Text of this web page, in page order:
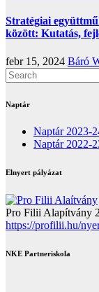
Stratégiai
között: Kutatás,
febr 15, 2024 Báró
Naptár
Naptár 2023-
Naptár 2022-
Elnyert pályázat
Pro Filii Alapítvány
https://profilii.hu/
NKE Partneriskola